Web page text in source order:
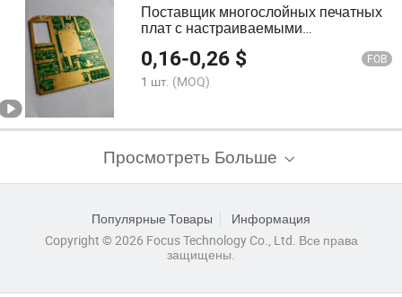
Поставщик многослойных печатных
плат с настраиваемыми
светодиодными лампами
0,16-0,26 $ FOB
1 шт. (MOQ)
Просмотреть Больше
Популярные Товары
Информация
Copyright © 2026 Focus Technology Co., Ltd. Все права
защищены.